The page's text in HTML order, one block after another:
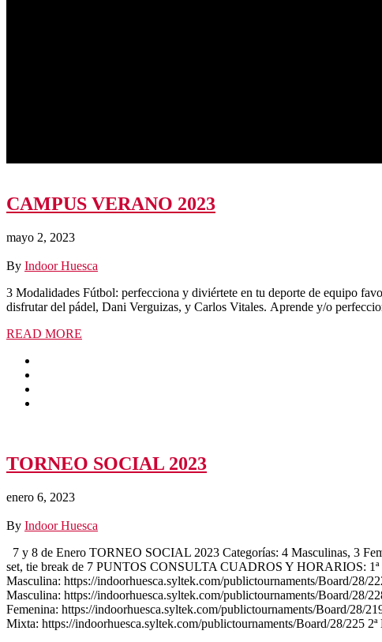
CAMPUS VERANO 2023
mayo 2, 2023
By Indoor Huesca
3 Modalidades Fútbol: perfecciona y diviértete en tu deporte de equipo
disfrutar del pádel, Dani Verguizas, y Carlos Vitales. Aprende y/o
READ MORE
TORNEO SOCIAL 2023
enero 6, 2023
By Indoor Huesca
7 y 8 de Enero TORNEO SOCIAL 2023 Categorías: 4 Masculinas, 3
set, tie break de 7 PUNTOS CONSULTA CUADROS Y HORARIOS: 1ª
Masculina: https://indoorhuesca.syltek.com/publictournaments/Board/28/
Masculina: https://indoorhuesca.syltek.com/publictournaments/Board/28/
Femenina: https://indoorhuesca.syltek.com/publictournaments/Board/28/
Mixta: https://indoorhuesca.syltek.com/publictournaments/Board/28/225